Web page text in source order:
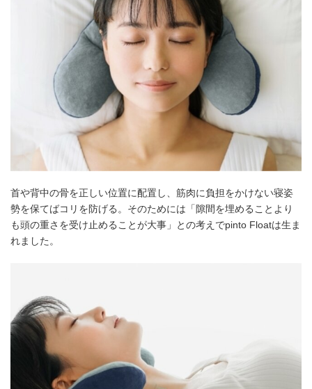
首や背中の骨を正しい位置に配置し、筋肉に負担をかけない寝姿
勢を保てばコリを防げる。そのためには「隙間を埋めることより
も頭の重さを受け止めることが大事」との考えでpinto Floatは生ま
れました。